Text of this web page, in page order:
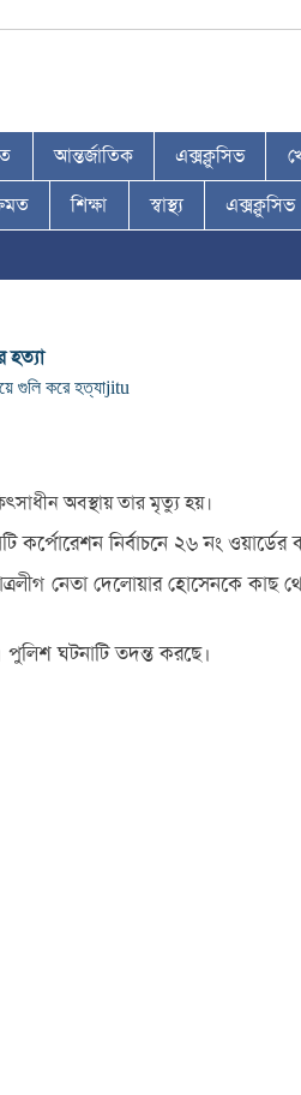
আন্তর্জাতিক এক্সক্লুসিভ
শিক্ষা স্বাস্থ্য এক্সক্লুসিভ
হত্যা
গুলি করে হত্যাjitu
অবস্থায় তার মৃত্যু হয়।
নির্বাচনে ২৬ নং ওয়ার্ডের
নেতা দেলোয়ার হোসেনকে কাছ
পুলিশ ঘটনাটি তদন্ত করছে।